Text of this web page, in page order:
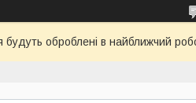
оброблені в найближчий